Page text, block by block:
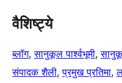
वैशिष्ट्ये
ब्लॉग, सानुकूल पार्श्वभूमी,
संपादक शैली, प्रमुख प्रतिमा,